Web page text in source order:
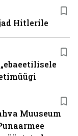
Muuseum
Hitlerile